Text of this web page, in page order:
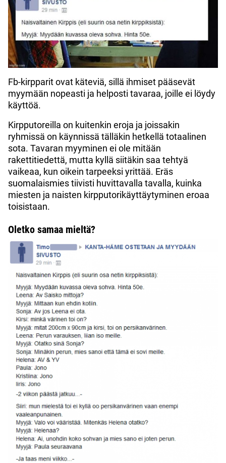
Fb-kirpparit ovat käteviä, sillä ihmiset pääsevät
myymään nopeasti ja helposti tavaraa, joille ei löydy
käyttöä.
Kirpputoreilla on kuitenkin eroja ja joissakin
ryhmissä on käynnissä tälläkin hetkellä totaalinen
sota. Tavaran myyminen ei ole mitään
rakettitiedettä, mutta kyllä siitäkin saa tehtyä
vaikeaa, kun oikein tarpeeksi yrittää. Eräs
suomalaismies tiivisti huvittavalla tavalla, kuinka
miesten ja naisten kirpputorikäyttäytyminen eroaa
toisistaan.
Oletko samaa mieltä?